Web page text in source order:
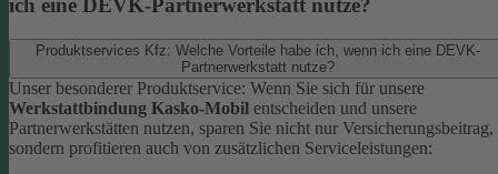
ich eine DEVK-Partnerwerkstatt nutze?
Produktservices Kfz: Welche Vorteile habe ich, wenn ich eine DEVK-
Partnerwerkstatt nutze?
Unser besonderer Produktservice: Wenn Sie sich für unsere
Werkstattbindung Kasko-Mobil entscheiden und unsere
Partnerwerkstätten nutzen, sparen Sie nicht nur Versicherungsbeitrag,
sondern profitieren auch von zusätzlichen Serviceleistungen: